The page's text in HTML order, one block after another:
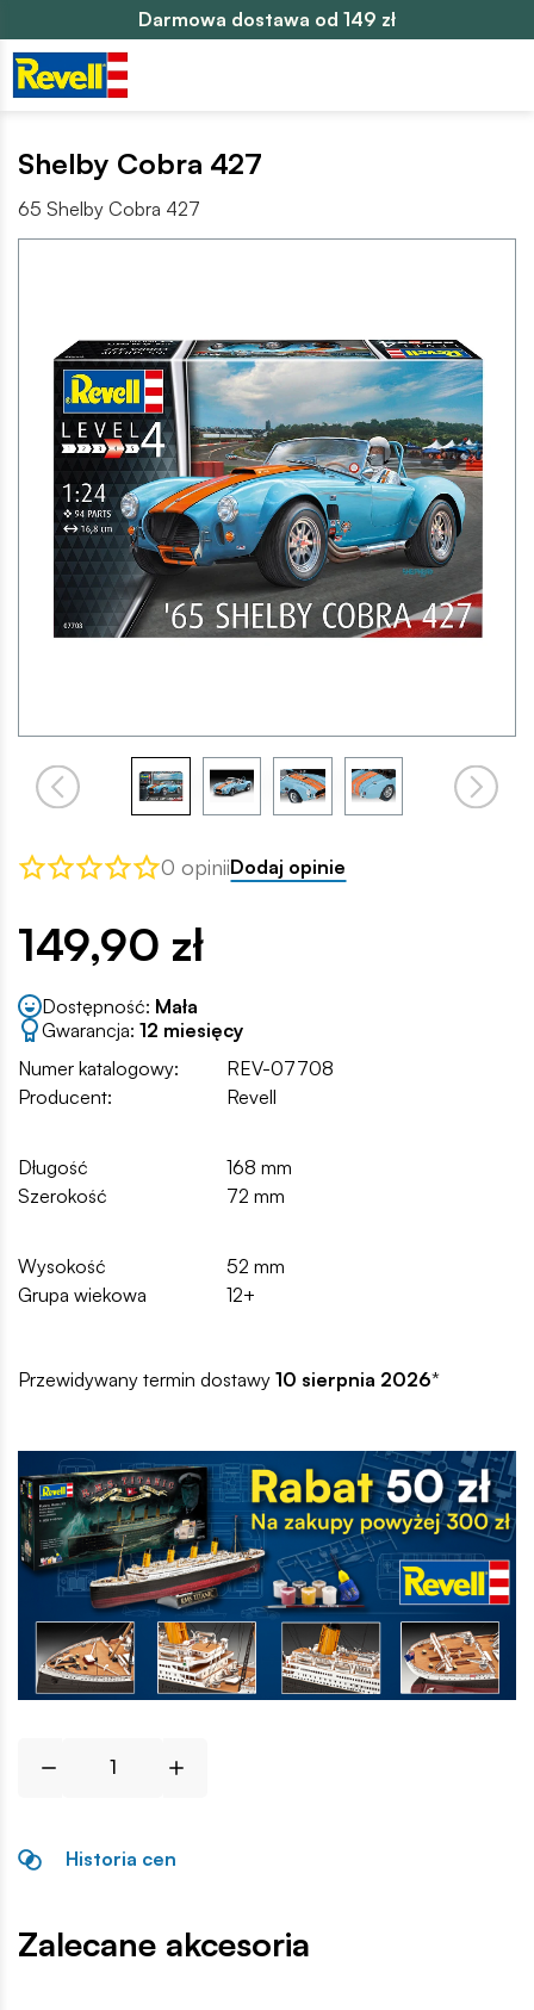
Darmowa dostawa od 149 zł
Shelby Cobra 427
65 Shelby Cobra 427
0 opiniiDodaj opinie
149,90 zł
Dostępność: Mała
Gwarancja: 12 miesięcy
Numer katalogowy:
REV-07708
Producent:
Revell
Długość
168 mm
Szerokość
72 mm
Wysokość
52 mm
Grupa wiekowa
12+
Przewidywany termin dostawy 10 sierpnia 2026*
Historia cen
Zalecane akcesoria